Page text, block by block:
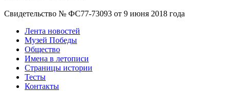
Свидетельство № ФС77-73093 от 9 июня 2018 года
Лента новостей
Музей Победы
Общество
Имена в летописи
Страницы истории
Тесты
Контакты